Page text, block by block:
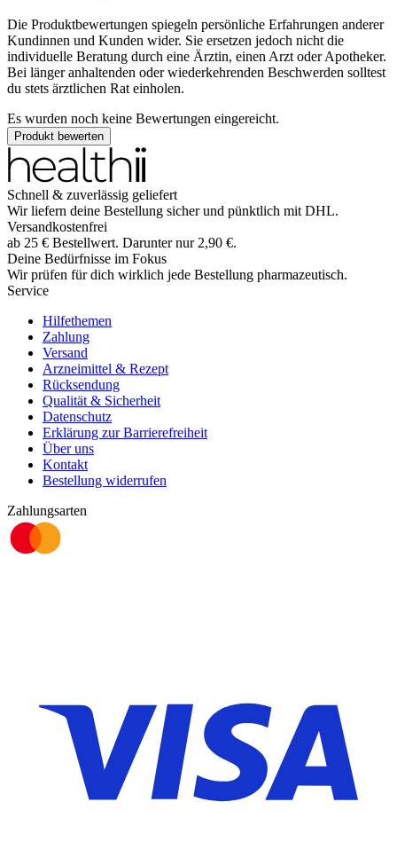
Die Produktbewertungen spiegeln persönliche Erfahrungen anderer
Kundinnen und Kunden wider. Sie ersetzen jedoch nicht die
individuelle Beratung durch eine Ärztin, einen Arzt oder Apotheker.
Bei länger anhaltenden oder wiederkehrenden Beschwerden solltest
du stets ärztlichen Rat einholen.
Es wurden noch keine Bewertungen eingereicht.
Produkt bewerten
Schnell & zuverlässig geliefert
Wir liefern deine Bestellung sicher und pünktlich mit DHL.
Versandkostenfrei
ab 25 € Bestellwert. Darunter nur 2,90 €.
Deine Bedürfnisse im Fokus
Wir prüfen für dich wirklich jede Bestellung pharmazeutisch.
Service
Hilfethemen
Zahlung
Versand
Arzneimittel & Rezept
Rücksendung
Qualität & Sicherheit
Datenschutz
Erklärung zur Barrierefreiheit
Über uns
Kontakt
Bestellung widerrufen
Zahlungsarten